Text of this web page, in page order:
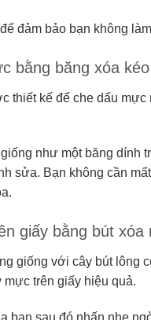
đảm bảo bạn không
bằng băng xóa kéo
thiết kế để che dấu
như một băng dính
sửa. Bạn không cần
giấy bằng bút xóa
giống với cây bút lông
trên giấy hiệu quả.
bạn sau đó nhấn nhẹ